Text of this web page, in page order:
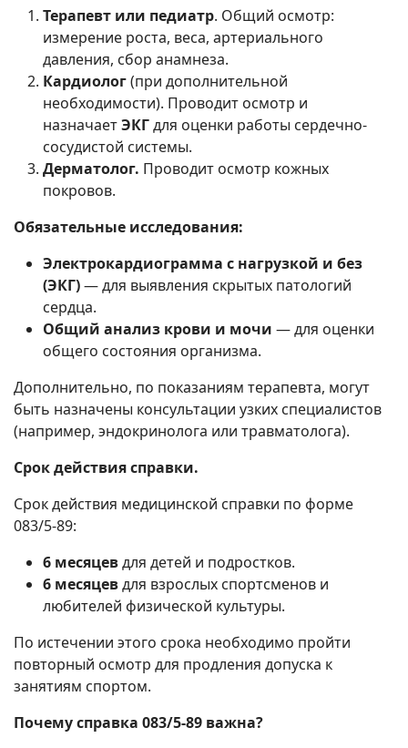
Терапевт или педиатр. Общий осмотр:
измерение роста, веса, артериального
давления, сбор анамнеза.
Кардиолог(при дополнительной
необходимости). Проводит осмотр и
назначаетЭКГдля оценки работы сердечно-
сосудистой системы.
Дерматолог. Проводит осмотр кожных
покровов.
Обязательные исследования:
Электрокардиограмма с нагрузкой и без
(ЭКГ)— для выявления скрытых патологий
сердца.
Общий анализ крови и мочи — для оценки
общего состояния организма.
Дополнительно, по показаниям терапевта, могут
быть назначены консультации узких специалистов
(например, эндокринолога или травматолога).
Срок действия справки.
Срок действия медицинской справки по форме
083/5-89:
6 месяцевдля детей и подростков.
6 месяцевдля взрослых спортсменов и
любителей физической культуры.
По истечении этого срока необходимо пройти
повторный осмотр для продления допуска к
занятиям спортом.
Почему справка 083/5-89 важна?